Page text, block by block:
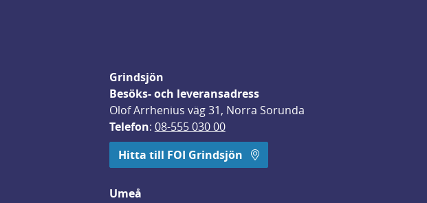
Grindsjön
Besöks- och leveransadress
Olof Arrhenius väg 31, Norra Sorunda
Telefon: 08-555 030 00
Hitta till FOI Grindsjön
Umeå